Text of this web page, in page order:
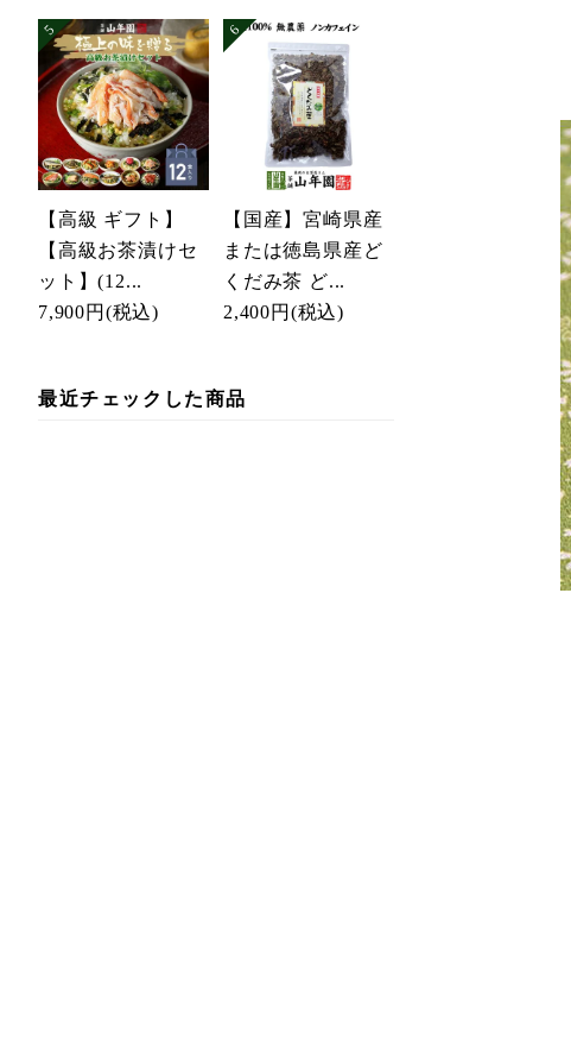
【高級 ギフト】
【高級お茶漬けセ
ット】(12...
7,900円 (税込)
【国産】宮崎県産
または徳島県産ど
くだみ茶 ど...
2,400円 (税込)
最近チェックした商品